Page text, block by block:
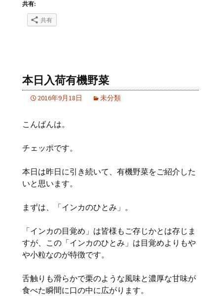
共有:
共有
本日入荷有機野菜
2016年9月18日 未分類
こんばんは。
チェッポです。
本日は昨日に引き続いて、有機野菜をご紹介した
いと思います。
まずは、「インカのひとみ」。
「インカの目覚め」は皆様もご存じかとは存じま
すが、この「インカのひとみ」は目覚めよりもや
や小粒なのが特徴です。
舌触りも滑らかで栗のような風味と濃厚な甘味が
食べた瞬間に口の中に広がります。